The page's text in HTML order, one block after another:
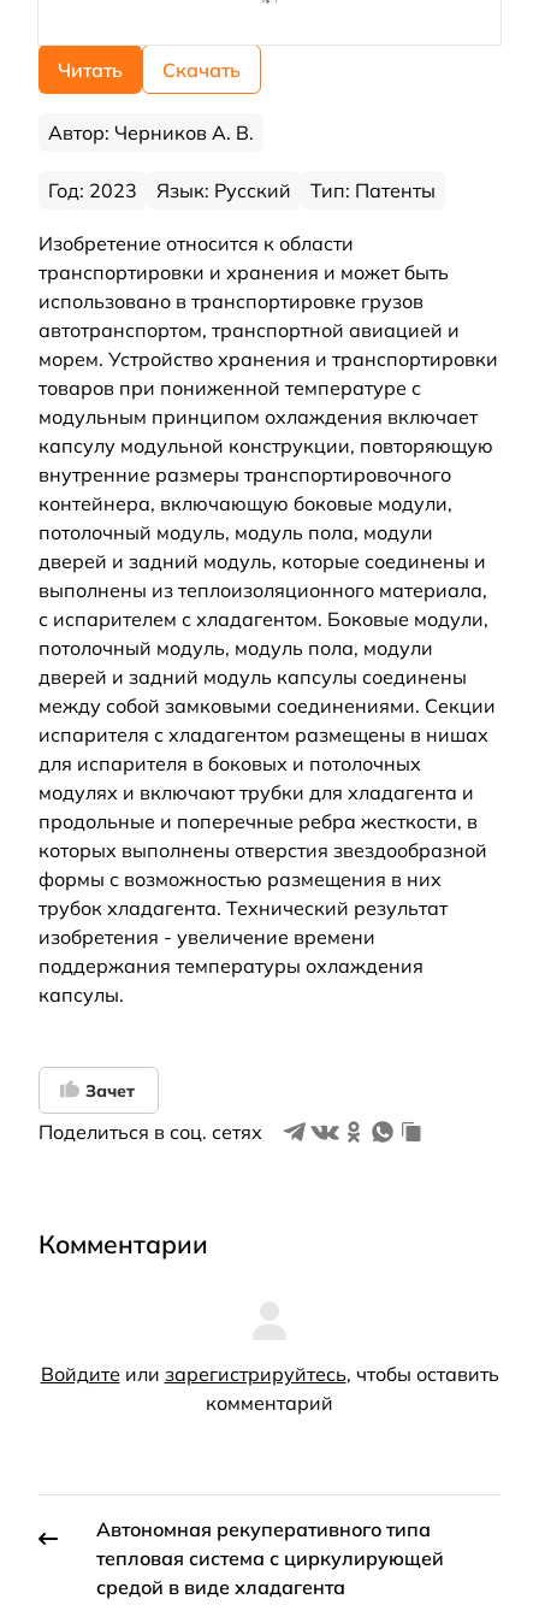
Читать Скачать
Автор: Черников А. В.
Год: 2023 Язык: Русский Тип: Патенты
Изобретение относится к области
транспортировки и хранения и может быть
использовано в транспортировке грузов
автотранспортом, транспортной авиацией и
морем. Устройство хранения и транспортировки
товаров при пониженной температуре с
модульным принципом охлаждения включает
капсулу модульной конструкции, повторяющую
внутренние размеры транспортировочного
контейнера, включающую боковые модули,
потолочный модуль, модуль пола, модули
дверей и задний модуль, которые соединены и
выполнены из теплоизоляционного материала,
с испарителем с хладагентом. Боковые модули,
потолочный модуль, модуль пола, модули
дверей и задний модуль капсулы соединены
между собой замковыми соединениями. Секции
испарителя с хладагентом размещены в нишах
для испарителя в боковых и потолочных
модулях и включают трубки для хладагента и
продольные и поперечные ребра жесткости, в
которых выполнены отверстия звездообразной
формы с возможностью размещения в них
трубок хладагента. Технический результат
изобретения - увеличение времени
поддержания температуры охлаждения
капсулы.
Зачет
Поделиться в соц. сетях
Комментарии
Войдите или зарегистрируйтесь, чтобы оставить
комментарий
Автономная рекуперативного типа
тепловая система с циркулирующей
средой в виде хладагента